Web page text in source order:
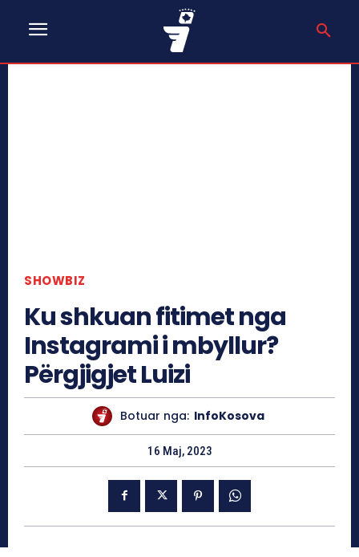
SHOWBIZ
Ku shkuan fitimet nga
Instagrami i mbyllur?
Përgjigjet Luizi
Botuar nga: InfoKosova
16 Maj, 2023